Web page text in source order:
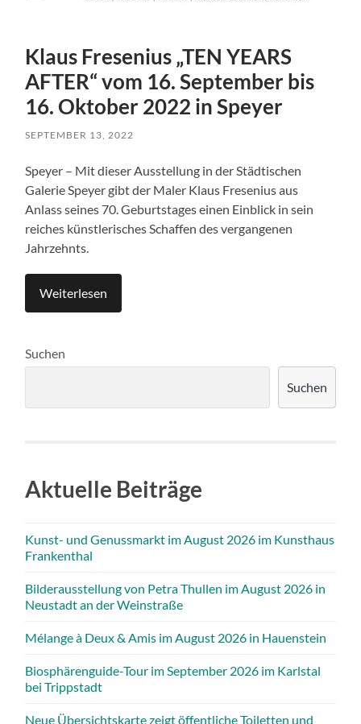
Klaus Fresenius „TEN YEARS
AFTER“ vom 16. September bis
16. Oktober 2022 in Speyer
SEPTEMBER 13, 2022
Speyer – Mit dieser Ausstellung in der Städtischen
Galerie Speyer gibt der Maler Klaus Fresenius aus
Anlass seines 70. Geburtstages einen Einblick in sein
reiches künstlerisches Schaffen des vergangenen
Jahrzehnts.
Weiterlesen
Suchen
Suchen
Aktuelle Beiträge
Kunst- und Genussmarkt im August 2026 im Kunsthaus
Frankenthal
Bilderausstellung von Petra Thullen im August 2026 in
Neustadt an der Weinstraße
Mélange à Deux & Amis im August 2026 in Hauenstein
Biosphärenguide-Tour im September 2026 im Karlstal
bei Trippstadt
Neue Übersichtskarte zeigt öffentliche Toiletten und